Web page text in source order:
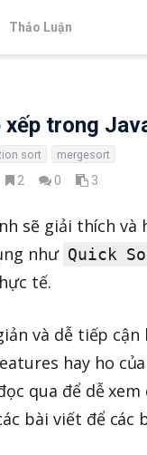
Thảo Luận
xếp trong
sort mergesort
2 0 3
sẽ giải thích
như Quick
tế.
và dễ tiếp
hay ho của
qua để dễ
bài viết để các